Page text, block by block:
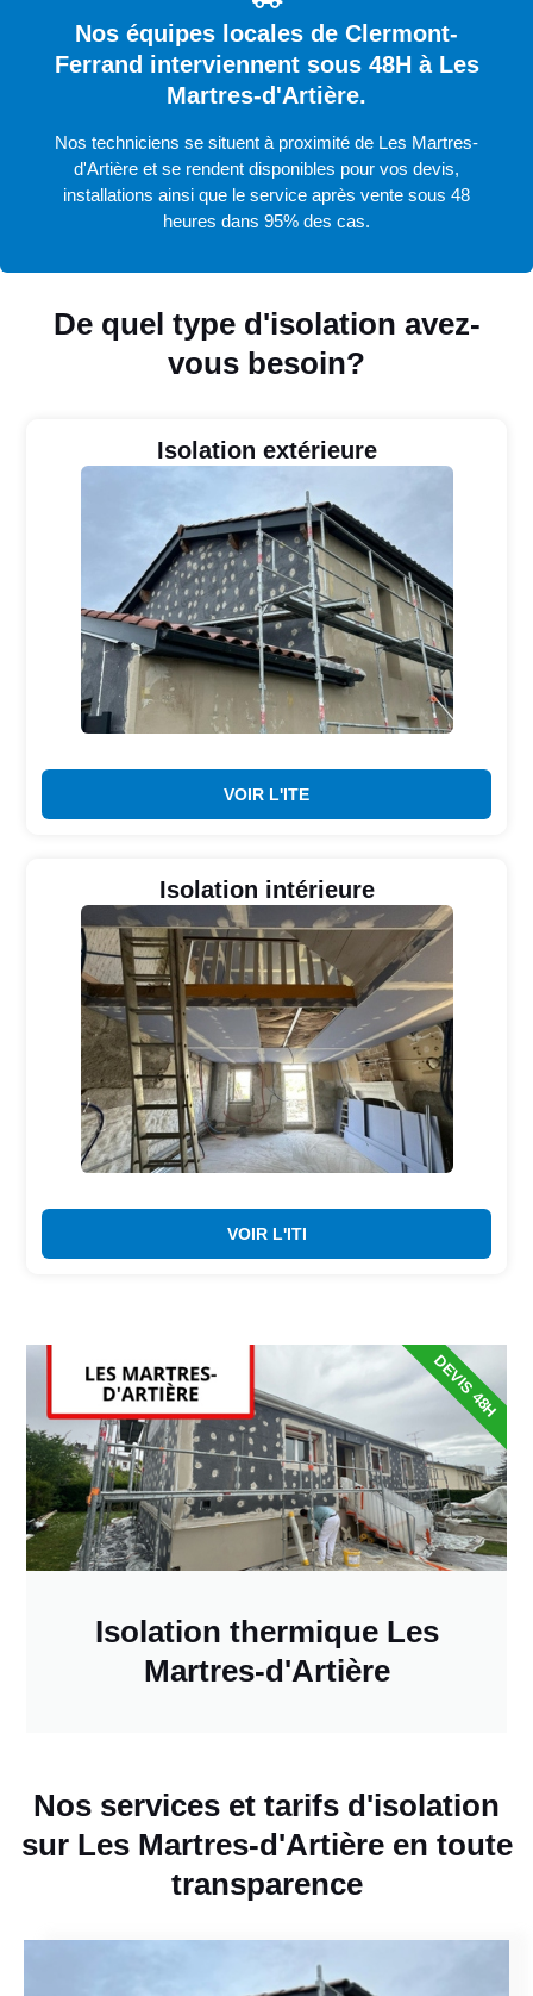
De quel type d'isolation avez-
vous besoin?
Isolation extérieure
VOIR L'ITE
Isolation intérieure
VOIR L'ITI
Isolation thermique Les
Martres-d'Artière
DEVIS 48H
Nos équipes locales de Clermont-
Ferrand interviennent sous 48H à Les
Martres-d'Artière.
Nos techniciens se situent à proximité de Les Martres-
d'Artière et se rendent disponibles pour vos devis,
installations ainsi que le service après vente sous 48
heures dans 95% des cas.
Nos services et tarifs d'isolation
sur Les Martres-d'Artière en toute
transparence